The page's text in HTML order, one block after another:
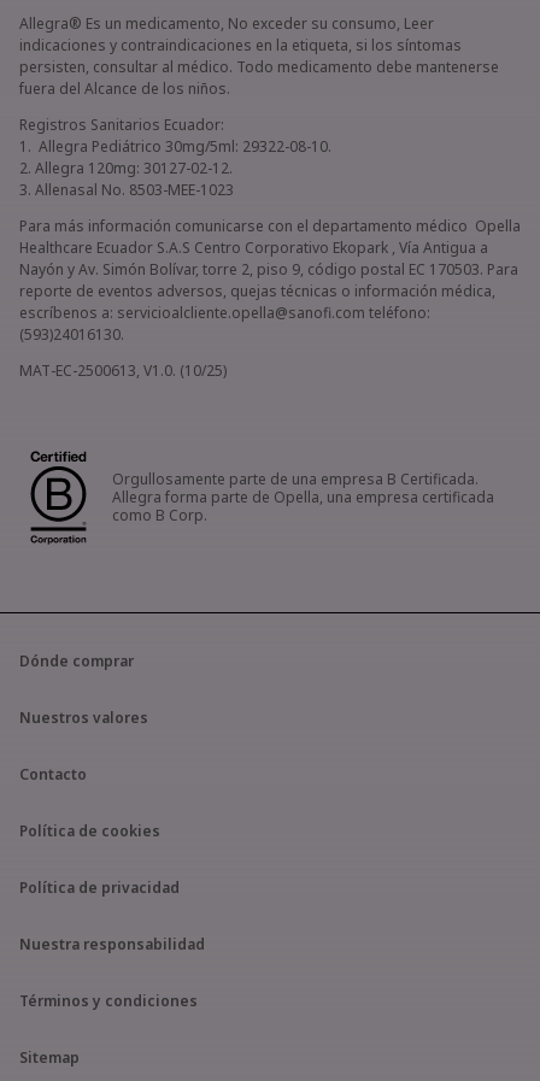
Allegra® Es un medicamento, No exceder su consumo, Leer
indicaciones y contraindicaciones en la etiqueta, si los síntomas
persisten, consultar al médico. Todo medicamento debe mantenerse
fuera del Alcance de los niños.
Registros Sanitarios Ecuador:
1. Allegra Pediátrico 30mg/5ml: 29322-08-10.
2. Allegra 120mg: 30127-02-12.
3. Allenasal No. 8503-MEE-1023
Para más información comunicarse con el departamento médico Opella
Healthcare Ecuador S.A.S Centro Corporativo Ekopark , Vía Antigua a
Nayón y Av. Simón Bolívar, torre 2, piso 9, código postal EC 170503. Para
reporte de eventos adversos, quejas técnicas o información médica,
escríbenos a: servicioalcliente.opella@sanofi.com teléfono:
(593)24016130.
MAT-EC-2500613, V1.0. (10/25)
Orgullosamente parte de una empresa B Certificada.
Allegra forma parte de Opella, una empresa certificada
como B Corp.
Dónde comprar
Nuestros valores
Contacto
Política de cookies
Política de privacidad
Nuestra responsabilidad
Términos y condiciones
Sitemap